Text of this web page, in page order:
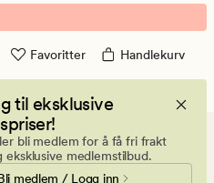
Favoritter Handlekurv
til eksklusive
bli medlem for å få fri frakt
eksklusive medlemstilbud.
medlem / Logg inn
50
anmeldelser
4.5 (50)